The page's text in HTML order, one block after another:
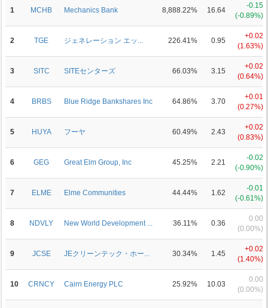
1 MCHB Mechanics Bank 8,888.22% 16.64
-0.15
(-0.89%)
2 TGE ジェネレーション エッ... 226.41% 0.95
+0.02
(1.63%)
3 SITC SITEセンターズ 66.03% 3.15
+0.02
(0.64%)
4 BRBS Blue Ridge Bankshares Inc 64.86% 3.70
+0.01
(0.27%)
5 HUYA フーヤ 60.49% 2.43
+0.02
(0.83%)
6 GEG Great Elm Group, Inc 45.25% 2.21
-0.02
(-0.90%)
7 ELME Elme Communities 44.44% 1.62
-0.01
(-0.61%)
8 NDVLY New World Development ... 36.11% 0.36
0.00
(0.00%)
9 JCSE JEクリーンテック・ホー... 30.34% 1.45
+0.02
(1.40%)
10 CRNCY Cairn Energy PLC 25.92% 10.03
0.00
(0.00%)